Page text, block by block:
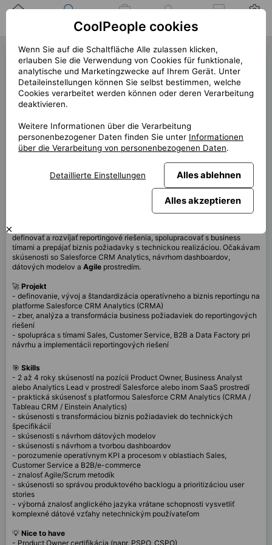
Position
Jobs
Product Owner (43199)
« zurück
Platz
Vertrag
Vertrag über CP
5 200 EUR
definovať a rozvíjať reportingové riešenia, spolupracovať s business
tímami a prepájať biznis požiadavky s technickou realizáciou. Očakávam
skúsenosti so Salesforce CRM Analytics, návrhom dashboardov,
dátových modelov a Agile prostredím.
🚀 Projekt
- definovanie, vývoj a štandardizácia operatívneho a biznis reportingu na
platforme Salesforce CRM Analytics (CRMA)
- zber, analýza a transformácia business požiadaviek do reportingových
riešení
- spolupráca s tímami Sales, Customer Service, B2B a Data Factory pri
návrhu a implementácii reportingových riešení
🎯 Skills
- 2 až 4 roky skúseností na pozícii Product Owner, Business Analyst
alebo Analytics Lead v prostredí Salesforce alebo inom SaaS prostredí
- praktická skúsenosť s platformou Salesforce CRM Analytics (CRMA /
Tableau CRM / Einstein Analytics)
- skúsenosti s transformáciou biznis požiadaviek do technických
špecifikácií
- skúsenosti s návrhom dátových modelov
- skúsenosti s návrhom a tvorbou dashboardov
- porozumenie operatívnym KPI a procesom v oblastiach Sales,
Customer Service a B2B/e-commerce
- znalosť Agile/Scrum metodík
- skúsenosti so správou produktového backlogu a prioritizáciou user
stories
- výborná znalosť anglického jazyka vrátane schopnosti vysvetliť
komplexné dátové vzťahy netechnickým používateľom
💡 Nice to have
- Product Owner certifikácia (napr. PSPO, CSPO)
CoolPeople cookies
Wenn Sie auf die Schaltfläche Alle zulassen klicken,
erlauben Sie die Verwendung von Cookies für funktionale,
analytische und Marketingzwecke auf Ihrem Gerät. Unter
Detaileinstellungen können Sie selbst bestimmen, welche
Cookies verarbeitet werden können oder deren Verarbeitung
deaktivieren.
Weitere Informationen über die Verarbeitung
personenbezogener Daten finden Sie unter Informationen
über die Verarbeitung von personenbezogenen Daten.
Detaillierte Einstellungen Alles ablehnen
Alles akzeptieren